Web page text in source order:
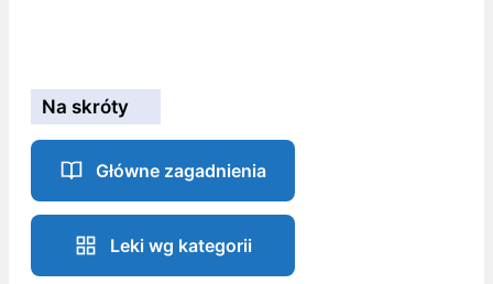
Na skróty
Główne zagadnienia
Leki wg kategorii